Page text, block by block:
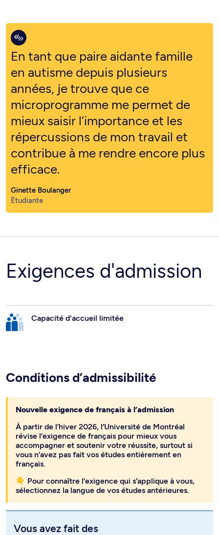
En tant que paire aidante famille
en autisme depuis plusieurs
années, je trouve que ce
microprogramme me permet de
mieux saisir l’importance et les
répercussions de mon travail et
contribue à me rendre encore plus
efficace.
Ginette Boulanger
Étudiante
Exigences d'admission
Capacité d'accueil limitée
Conditions d’admissibilité
Nouvelle exigence de français à l’admission
À partir de l’hiver 2026, l’Université de Montréal
révise l’exigence de français pour mieux vous
accompagner et soutenir votre réussite, surtout si
vous n’avez pas fait vos études entièrement en
français.
👇 Pour connaître l’exigence qui s’applique à vous,
sélectionnez la langue de vos études antérieures.
Vous avez fait des